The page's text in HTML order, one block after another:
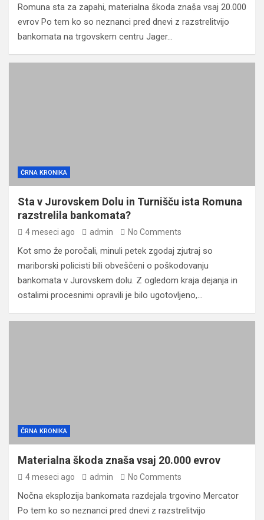
Romuna sta za zapahi, materialna škoda znaša vsaj 20.000
evrov Po tem ko so neznanci pred dnevi z razstrelitvijo
bankomata na trgovskem centru Jager…
ČRNA KRONIKA
Sta v Jurovskem Dolu in Turnišču ista Romuna
razstrelila bankomata?
4 meseci ago admin No Comments
Kot smo že poročali, minuli petek zgodaj zjutraj so
mariborski policisti bili obveščeni o poškodovanju
bankomata v Jurovskem dolu. Z ogledom kraja dejanja in
ostalimi procesnimi opravili je bilo ugotovljeno,…
ČRNA KRONIKA
Materialna škoda znaša vsaj 20.000 evrov
4 meseci ago admin No Comments
Nočna eksplozija bankomata razdejala trgovino Mercator
Po tem ko so neznanci pred dnevi z razstrelitvijo